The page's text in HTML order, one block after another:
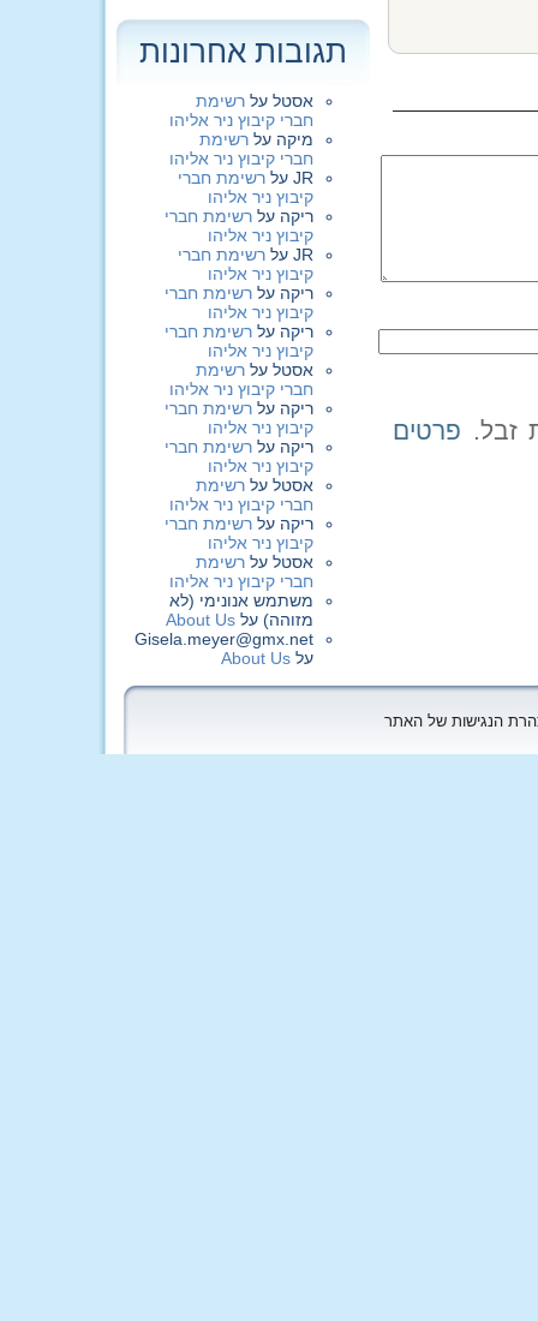
פרטים
תגובות אחרונות
אסטל על רשימת
חברי קיבוץ ניר אליהו
מיקה על רשימת
חברי קיבוץ ניר אליהו
JR על רשימת חברי
קיבוץ ניר אליהו
ריקה על רשימת חברי
קיבוץ ניר אליהו
JR על רשימת חברי
קיבוץ ניר אליהו
ריקה על רשימת חברי
קיבוץ ניר אליהו
ריקה על רשימת חברי
קיבוץ ניר אליהו
אסטל על רשימת
חברי קיבוץ ניר אליהו
ריקה על רשימת חברי
קיבוץ ניר אליהו
ריקה על רשימת חברי
קיבוץ ניר אליהו
אסטל על רשימת
חברי קיבוץ ניר אליהו
ריקה על רשימת חברי
קיבוץ ניר אליהו
אסטל על רשימת
חברי קיבוץ ניר אליהו
משתמש אנונימי (לא
מזוהה) על About Us
Gisela.meyer@gmx.net
על About Us
הנגישות של האתר